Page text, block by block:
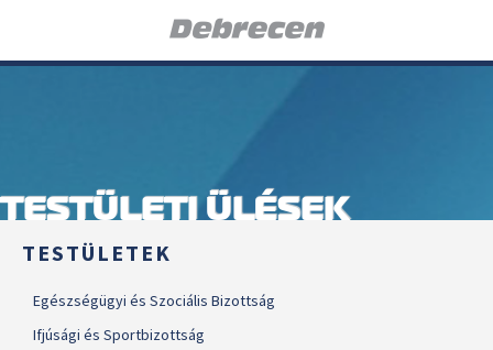
TESTÜLETI ÜLÉSEK
TESTÜLETEK
Egészségügyi és Szociális Bizottság
Ifjúsági és Sportbizottság